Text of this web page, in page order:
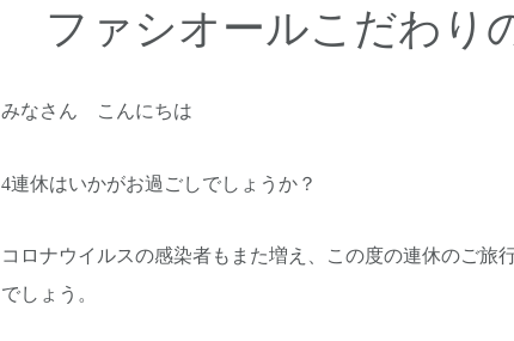
ファシオールこだわり
みなさん こんにちは
4連休はいかがお過ごしでしょうか？
コロナウイルスの感染者もまた増え、この度の連休のご旅
でしょう。